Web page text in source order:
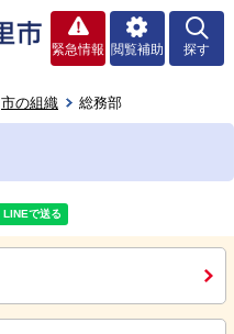
緊急情報 閲覧補助 探す
市の組織 総務部